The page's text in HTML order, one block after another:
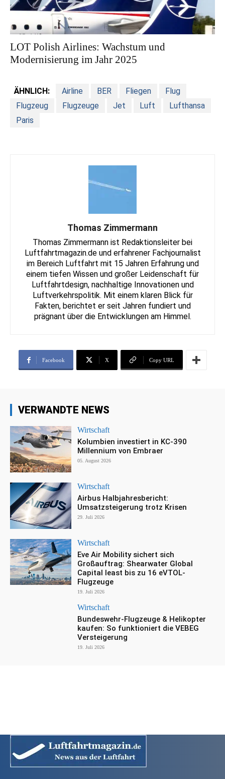
LOT Polish Airlines: Wachstum und
Modernisierung im Jahr 2025
ÄHNLICH: Airline BER Fliegen
Flug
Flugzeug
Flugzeuge Jet Luft
Lufthansa
Paris
Thomas Zimmermann
Thomas Zimmermann ist Redaktionsleiter bei
Luftfahrtmagazin.de und erfahrener Fachjournalist
im Bereich Luftfahrt mit 15 Jahren Erfahrung und
einem tiefen Wissen und großer Leidenschaft für
Luftfahrtdesign, nachhaltige Innovationen und
Luftverkehrspolitik. Mit einem klaren Blick für
Fakten, berichtet er seit Jahren fundiert und
prägnant über die Entwicklungen am Himmel.
Facebook X Copy URL
VERWANDTE NEWS
Wirtschaft
Kolumbien investiert in KC-390
Millennium von Embraer
05. August 2026
Wirtschaft
Airbus Halbjahresbericht:
Umsatzsteigerung trotz Krisen
29. Juli 2026
Wirtschaft
Eve Air Mobility sichert sich
Großauftrag: Shearwater Global
Capital least bis zu 16 eVTOL-
Flugzeuge
19. Juli 2026
Wirtschaft
Bundeswehr-Flugzeuge & Helikopter
kaufen: So funktioniert die VEBEG
Versteigerung
19. Juli 2026